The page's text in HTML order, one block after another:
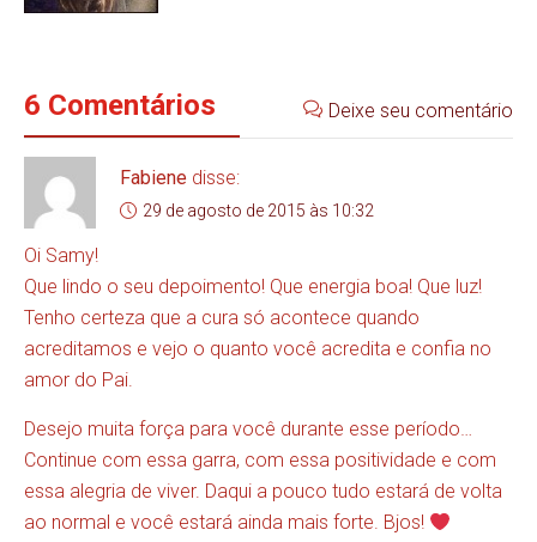
6 Comentários Deixe seu comentário
Fabiene disse:
29 de agosto de 2015 às 10:32
Oi Samy!
Que lindo o seu depoimento! Que energia boa! Que luz!
Tenho certeza que a cura só acontece quando
acreditamos e vejo o quanto você acredita e confia no
amor do Pai.
Desejo muita força para você durante esse período…
Continue com essa garra, com essa positividade e com
essa alegria de viver. Daqui a pouco tudo estará de volta
ao normal e você estará ainda mais forte. Bjos!